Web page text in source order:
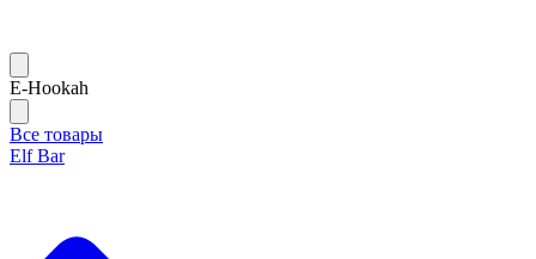
E-Hookah
Все товары
Elf Bar